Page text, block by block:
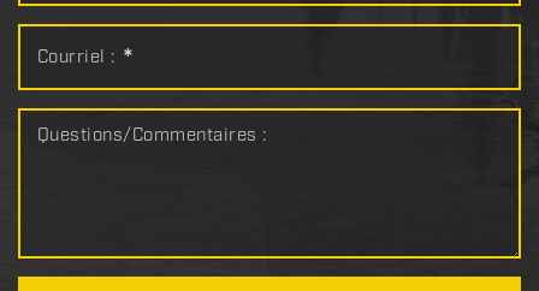
Courriel : *
Questions/Commentaires :